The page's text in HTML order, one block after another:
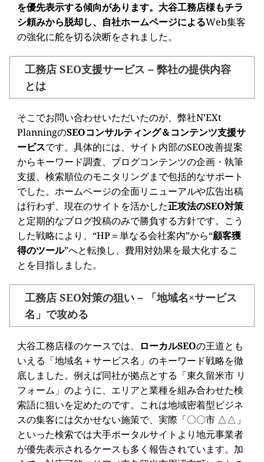
を優先表示する傾向があります。大谷工務店様もチラ
シ頼みから脱却し、自社ホームページによるWeb集客
の強化に舵を切る決断をされました。
工務店 SEO支援サービス – 弊社の提供内容
とは
そこでお問い合わせいただいたのが、弊社N’EXt
PlanningのSEOコンサルティング＆コンテンツ支援サ
ービスです。具体的には、サイト内部のSEO改善提案
からキーワード調査、ブログコンテンツの企画・執筆
支援、検索順位のモニタリングまで包括的なサポート
でした。ホームページの全面リニューアルや広告出稿
は行わず、現在のサイトを活かした正攻法のSEO対策
と定期的なブログ投稿のみで勝負する方針です。こう
した戦略により、“HP＝単なる会社案内”から“顧客獲
得のツール”へと転換し、費用対効果を最大化するこ
とを目指しました。
工務店 SEO対策の狙い – 「地域名×サービス
名」で攻める
大谷工務店様のケースでは、 ローカルSEOの王道とも
いえる「地域名＋サービス名」のキーワード戦略を徹
底しました。例えば同社が拠点とする「東久留米市 リ
フォーム」のように、エリアと業種を組み合わせた検
索語に狙いを定めたのです。これは地域密着型ビジネ
スの集客には欠かせない施策で、実際「〇〇市 △△」
といった検索では大手ポータルサイトより地元事業者
が優先表示されるケースも多く報告されています。加